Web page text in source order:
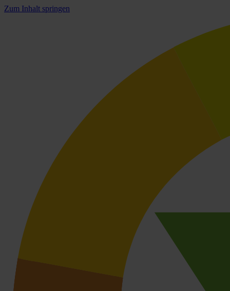
Zum Inhalt springen